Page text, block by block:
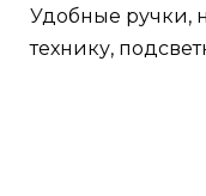
Удобные ручки,
технику,